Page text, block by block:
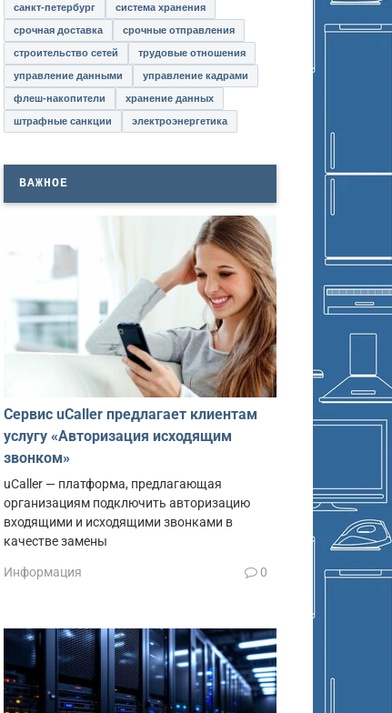
санкт-петербург система хранения
срочная доставка срочные отправления
строительство сетей трудовые отношения
управление данными управление кадрами
флеш-накопители хранение данных
штрафные санкции электроэнергетика
ВАЖНОЕ
Сервис uCaller предлагает клиентам
услугу «Авторизация исходящим
звонком»
uCaller — платформа, предлагающая
организациям подключить авторизацию
входящими и исходящими звонками в
качестве замены
Информация 0